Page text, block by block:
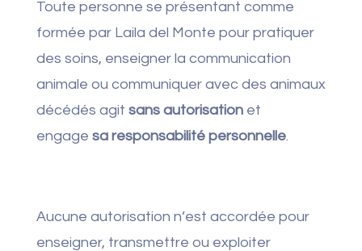
Toute personne se présentant comme
formée par Laila del Monte pour pratiquer
des soins, enseigner la communication
animale ou communiquer avec des animaux
décédés agit sans autorisationet
engage sa responsabilité personnelle.
Aucune autorisation n’est accordée pour
enseigner, transmettre ou exploiter